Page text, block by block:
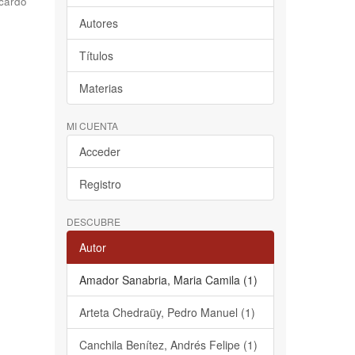
Autores
Títulos
Materias
MI CUENTA
Acceder
Registro
DESCUBRE
Autor
Amador Sanabria, Maria Camila (1)
Arteta Chedraüy, Pedro Manuel (1)
Canchila Benítez, Andrés Felipe (1)